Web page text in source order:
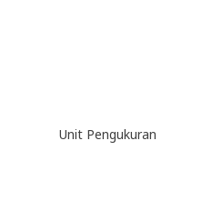
Unit Pengukuran